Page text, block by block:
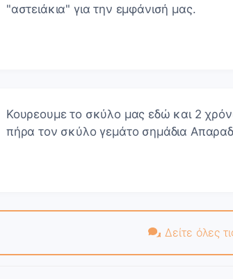
"αστειάκια" για την εμφάνισή μας.
Κουρεουμε το σκύλο μας εδώ και 2
πήρα τον σκύλο γεμάτο σημάδια
Δείτε όλες